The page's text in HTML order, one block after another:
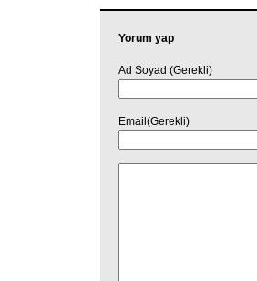
Yorum yap
Ad Soyad (Gerekli)
Email(Gerekli)